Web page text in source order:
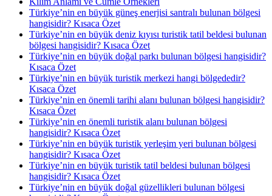
Türkiye’nin en büyük güneş enerjisi santralı bulunan bölgesi
hangisidir? Kısaca Özet
Türkiye’nin en büyük deniz kıyısı turistik tatil beldesi bulunan
bölgesi hangisidir? Kısaca Özet
Türkiye’nin en büyük doğal parkı bulunan bölgesi hangisidir?
Kısaca Özet
Türkiye’nin en büyük turistik merkezi hangi bölgededir?
Kısaca Özet
Türkiye’nin en önemli tarihi alanı bulunan bölgesi hangisidir?
Kısaca Özet
Türkiye’nin en önemli turistik alanı bulunan bölgesi
hangisidir? Kısaca Özet
Türkiye’nin en büyük turistik yerleşim yeri bulunan bölgesi
hangisidir? Kısaca Özet
Türkiye’nin en büyük turistik tatil beldesi bulunan bölgesi
hangisidir? Kısaca Özet
Türkiye’nin en büyük doğal güzellikleri bulunan bölgesi